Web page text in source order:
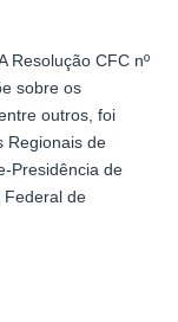
Resolução CFC nº
sobre os
outros, foi
Regionais de
Presidência de
Federal de